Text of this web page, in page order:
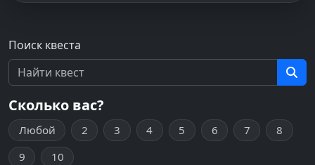
Поиск квеста
Сколько вас?
Любой 2 3 4 5 6 7
8
9
10